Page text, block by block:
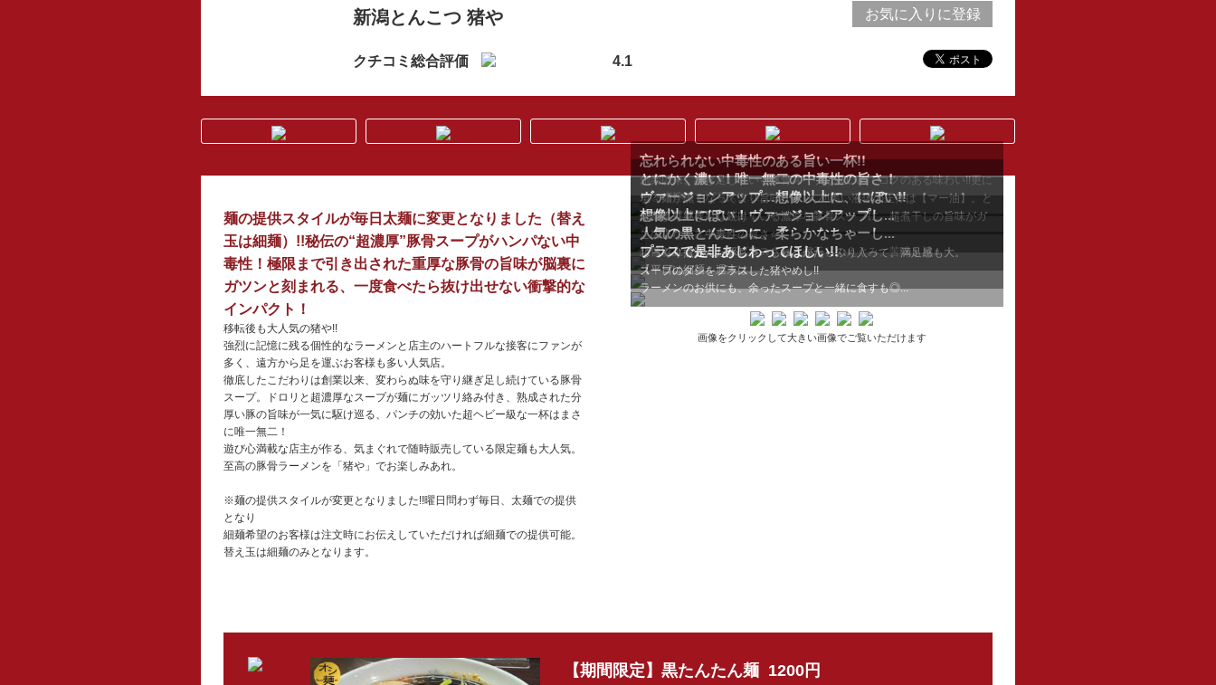
新潟とんこつ 猪や
クチコミ総合評価 4.1
お気に入りに登録
忘れられない中毒性のある旨い一杯!!
創業以来、継ぎ足している豚骨スープは濃いめでコクのある味わい!!更に
そこに旨味をプラス!!…...
とにかく濃い！唯一無二の中毒性の旨さ！
坦々麺が黒くなってより旨味がアップ!!黒い液体の正体は【マー油】。と
にかく濃厚濃口なとん...
ヴァージョンアップ…想像以上に、にぼい!!
創業より継ぎ足し続けている濃厚な豚骨スープに、超煮干しの旨味がガ
ッツリと重なり合う。こ...
想像以上にぼい！ヴァージョンアップし...
この上ない、中毒性の旨さ⭐️
想像以上に煮干しがプラスされ、煮干しのえぐみ、苦味も旨...
人気の黒とんこつに、柔らかなちゃーし...
じっくり煮込んだ豚ちゃーしゅうがたっぷり入って、満足感も大。
【平日は細麺、週末は...
プラスで是非あじわってほしい!!
スープのダシをプラスした猪やめし!!
ラーメンのお供にも、余ったスープと一緒に食すも◎...
画像をクリックして大きい画像でご覧いただけます
麺の提供スタイルが毎日太麺に変更となりました（替え
玉は細麺）!!秘伝の“超濃厚”豚骨スープがハンパない中
毒性！極限まで引き出された重厚な豚骨の旨味が脳裏に
ガツンと刻まれる、一度食べたら抜け出せない衝撃的な
インパクト！
移転後も大人気の猪や!!
強烈に記憶に残る個性的なラーメンと店主のハートフルな接客にファンが
多く、遠方から足を運ぶお客様も多い人気店。
徹底したこだわりは創業以来、変わらぬ味を守り継ぎ足し続けている豚骨
スープ。ドロリと超濃厚なスープが麺にガッツリ絡み付き、熟成された分
厚い豚の旨味が一気に駆け巡る、パンチの効いた超ヘビー級な一杯はまさ
に唯一無二！
遊び心満載な店主が作る、気まぐれで随時販売している限定麺も大人気。
至高の豚骨ラーメンを「猪や」でお楽しみあれ。
※麺の提供スタイルが変更となりました!!曜日問わず毎日、太麺での提供
となり
細麺希望のお客様は注文時にお伝えしていただければ細麺での提供可能。
替え玉は細麺のみとなります。
【期間限定】黒たんたん麺 1200円